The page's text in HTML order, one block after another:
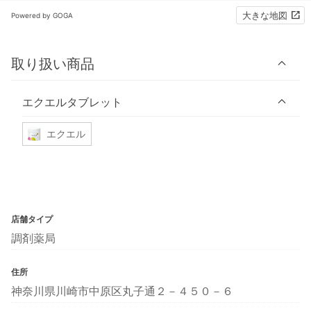
Powered by GOGA 大きな地図
取り扱い商品
エクエルタブレット
エクエル
店舗タイプ
調剤薬局
住所
神奈川県川崎市中原区丸子通２－４５０－６